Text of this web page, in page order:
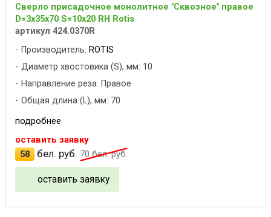
Сверло присадочное монолитное "Сквозное" правое
D=3x35x70 S=10x20 RH Rotis
артикул 424.0370R
Производитель: ROTIS
Диаметр хвостовика (S), мм: 10
Направление реза: Правое
Общая длина (L), мм: 70
подробнее
оставить заявку
58
бел. руб. 70бел. руб.
оставить заявку